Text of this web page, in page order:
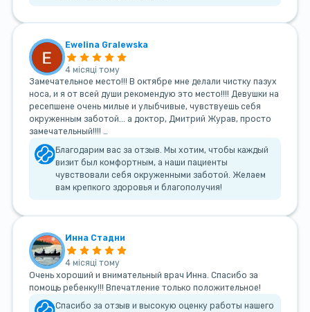
Ewelina Gralewska
4 місяці тому
Замечательное место!!! В октябре мне делали чистку пазух
носа, и я от всей души рекомендую это место!!!! Девушки на
ресепшене очень милые и улыбчивые, чувствуешь себя
окруженным заботой... а доктор, Дмитрий Журав, просто
замечательный!!!! …
Благодарим вас за отзыв. Мы хотим, чтобы каждый
визит был комфортным, а наши пациенты
чувствовали себя окруженными заботой. Желаем
вам крепкого здоровья и благополучия!
Инна Стадни
4 місяці тому
Очень хороший и внимательный врач Инна. Спасибо за
помощь ребенку!!! Впечатление только положительное!
Спасибо за отзыв и высокую оценку работы нашего